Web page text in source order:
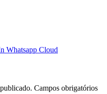
Whatsapp Cloud
Campos obrigatórios